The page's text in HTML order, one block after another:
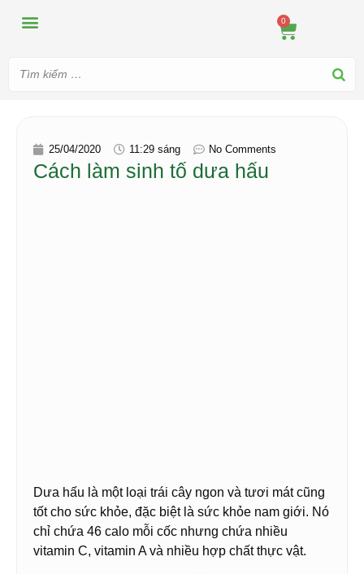
0
25/04/2020 11:29 sáng No Comments
Cách làm sinh tố dưa hấu
Dưa hấu là một loại trái cây ngon và tươi mát cũng
tốt cho sức khỏe, đặc biệt là sức khỏe nam giới. Nó
chỉ chứa 46 calo mỗi cốc nhưng chứa nhiều
vitamin C, vitamin A và nhiều hợp chất thực vật.